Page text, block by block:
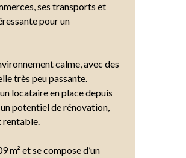
ses transports et
pour un
calme, avec des
très peu passante.
locataire en place depuis
potentiel de rénovation,
rentable.
m² et se compose d’un